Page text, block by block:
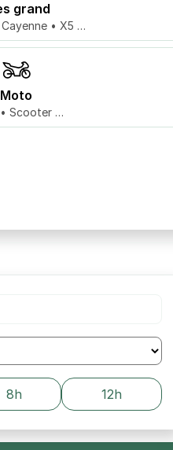
grand
• X5 …
Moto
Scooter …
8h 12h